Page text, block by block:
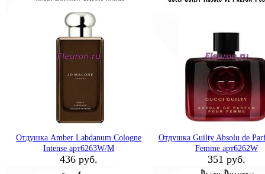
Отдушка Amber Labdanum Cologne
Intense арт6263W/M
436 руб.
Отдушка Guilty Absolu de
Femme арт6262W
351 руб.